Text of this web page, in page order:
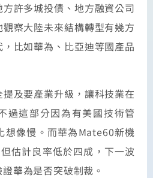
許多城投債、地方融資公司
察大陸未來結構轉型有幾方
比如華為、比亞迪等國產品
及要產業升級，讓科技業在
過這部分因為有美國技術管
想像慢。而華為Mate60新機
估計良率低於四成，下一波
華為是否突破制裁。